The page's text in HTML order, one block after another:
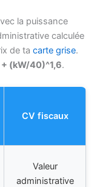
la puissance
calculée
de tacarte grise.
(kW/40)^1,6.
CV fiscaux
Valeur
administrative